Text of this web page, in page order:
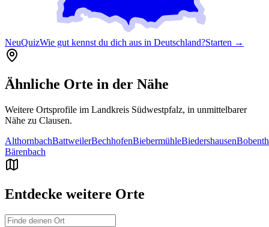
NeuQuizWie gut kennst du dich aus in Deutschland?Starten →
Ähnliche Orte in der Nähe
Weitere Ortsprofile im Landkreis Südwestpfalz, in unmittelbarer
Nähe zu Clausen.
AlthornbachBattweilerBechhofenBiebermühleBiedershausen
Bärenbach
Entdecke weitere Orte